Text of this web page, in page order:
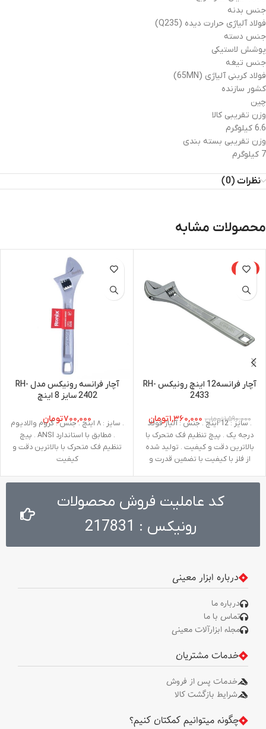
جنس بدنه
فولاد آلیاژی حرارت دیده (Q235)
جنس دسته
پوشش لاستیکی
جنس تیغه
فولاد کربنی آلیاژی (65MN)
کشور سازنده
چین
وزن تقریبی کالا
6.6 کیلوگرم
وزن تقریبی بسته بندی
7 کیلوگرم
نظرات (0)
محصولات مشابه
-14%
آچار فرانسه12 اینچ رونیکس RH-
2433
۱,۵۹۰,۰۰۰تومان ۱,۳۶۰,۰۰۰تومان
. سایز : 12 اینچ . جنس : آلیاژ فولاد
درجه یک . پیچ تنظیم فک متحرک با
بالاترین دقت و کیفیت . تولید شده
از فلز با کیفیت با تضمین قدرت و
کارهای متنوع در عین راحتی . دارای
دسته‌ای با مقاومت بالا جهت استفاده
های طولانی مدت
آچار فرانسه رونیکس مدل RH-
2402 سایز 8 اینچ
۷۰۰,۰۰۰تومان
. سایز : ۸ اینچ . جنس : کروم والادیوم
. مطابق با استاندارد ANSI . پیچ
تنظیم فک متحرک با بالاترین دقت و
کیفیت
کد عاملیت فروش محصولات
رونیکس : 217831
درباره ابزار معینی
درباره ما
تماس با ما
مجله ابزارآلات معینی
خدمات مشتریان
خدمات پس از فروش
شرایط بازگشت کالا
چگونه میتوانیم کمکتان کنیم؟